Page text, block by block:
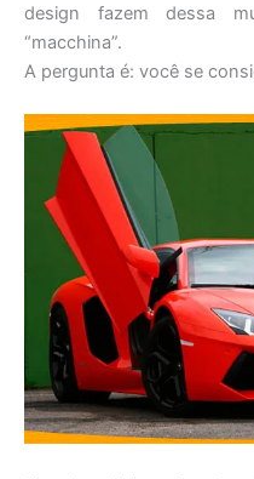
design fazem dessa
“macchina”.
A pergunta é: você se